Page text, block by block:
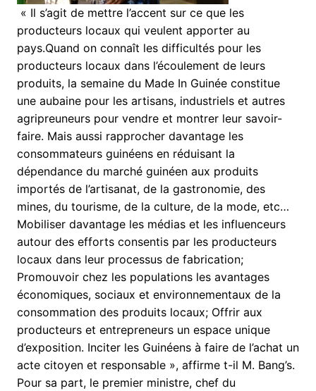
« Il s’agit de mettre l’accent sur ce que les
producteurs locaux qui veulent apporter au
pays.Quand on connaît les difficultés pour les
producteurs locaux dans l’écoulement de leurs
produits, la semaine du Made In Guinée constitue
une aubaine pour les artisans, industriels et autres
agripreuneurs pour vendre et montrer leur savoir-
faire. Mais aussi rapprocher davantage les
consommateurs guinéens en réduisant la
dépendance du marché guinéen aux produits
importés de l’artisanat, de la gastronomie, des
mines, du tourisme, de la culture, de la mode, etc…
Mobiliser davantage les médias et les influenceurs
autour des efforts consentis par les producteurs
locaux dans leur processus de fabrication;
Promouvoir chez les populations les avantages
économiques, sociaux et environnementaux de la
consommation des produits locaux; Offrir aux
producteurs et entrepreneurs un espace unique
d’exposition. Inciter les Guinéens à faire de l’achat un
acte citoyen et responsable », affirme t-il M. Bang’s.
Pour sa part, le premier ministre, chef du